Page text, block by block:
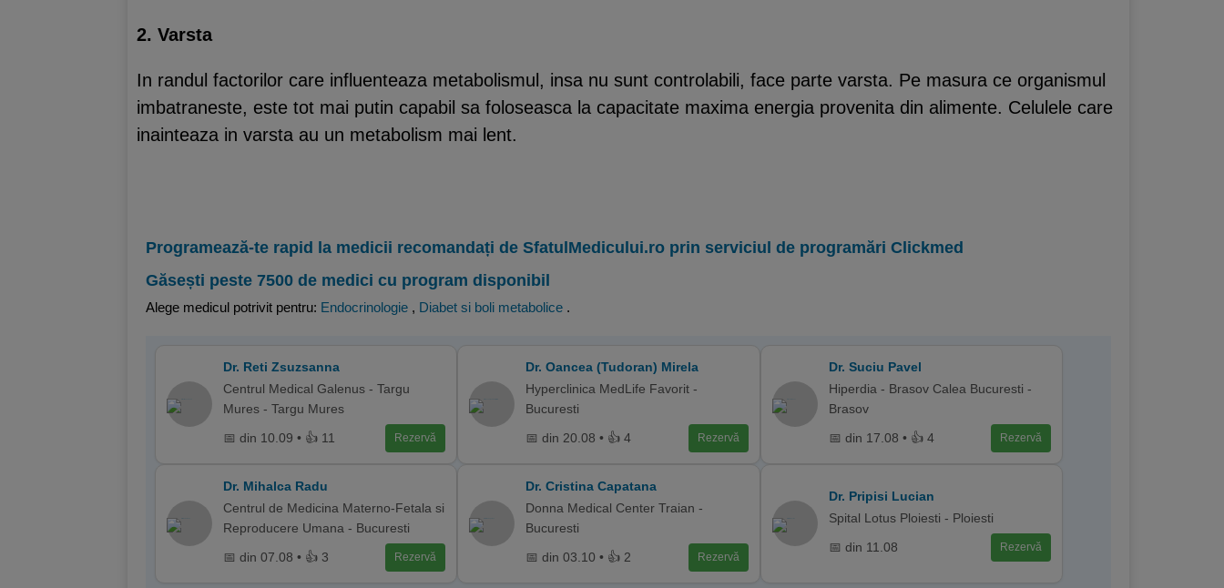
2. Varsta
In randul factorilor care influenteaza metabolismul, insa nu sunt controlabili, face parte varsta. Pe masura ce organismul
imbatraneste, este tot mai putin capabil sa foloseasca la capacitate maxima energia provenita din alimente. Celulele care
inainteaza in varsta au un metabolism mai lent.
Programează-te rapid la medicii recomandați de SfatulMedicului.ro prin serviciul de programări Clickmed
Găsești peste 7500 de medici cu program disponibil
Alege medicul potrivit pentru: Endocrinologie , Diabet si boli metabolice .
Dr. Reti Zsuzsanna
Centrul Medical Galenus - Targu
Mures - Targu Mures
📅 din 10.09 • 👍 11 Rezervă
Dr. Oancea (Tudoran) Mirela
Hyperclinica MedLife Favorit -
Bucuresti
📅 din 20.08 • 👍 4 Rezervă
Dr. Suciu Pavel
Hiperdia - Brasov Calea Bucuresti -
Brasov
📅 din 17.08 • 👍 4 Rezervă
Dr. Mihalca Radu
Centrul de Medicina Materno-Fetala si
Reproducere Umana - Bucuresti
📅 din 07.08 • 👍 3 Rezervă
Dr. Cristina Capatana
Donna Medical Center Traian -
Bucuresti
📅 din 03.10 • 👍 2 Rezervă
Dr. Pripisi Lucian
Spital Lotus Ploiesti - Ploiesti
📅 din 11.08 Rezervă